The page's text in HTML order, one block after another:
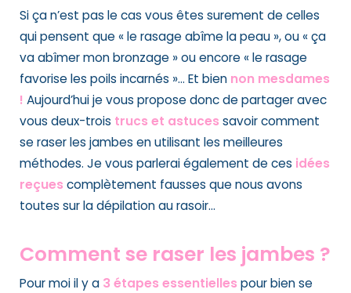
Si ça n’est pas le cas vous êtes surement de celles
qui pensent que « le rasage abîme la peau », ou « ça
va abîmer mon bronzage » ou encore « le rasage
favorise les poils incarnés »… Et bien non mesdames
! Aujourd’hui je vous propose donc de partager avec
vous deux-trois trucs et astuces savoir comment
se raser les jambes en utilisant les meilleures
méthodes. Je vous parlerai également de ces idées
reçues complètement fausses que nous avons
toutes sur la dépilation au rasoir…
Comment se raser les jambes ?
Pour moi il y a 3 étapes essentielles pour bien se